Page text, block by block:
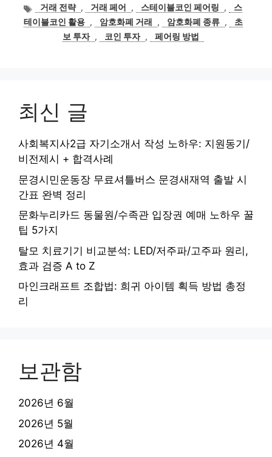
태
그
거래 전략 , 거래 페어 , 스테이블코인 페어링 ,
스
테이블코인 활용 , 암호화폐 거래 , 암호화폐 종류 ,
초
보 투자 , 코인 투자 , 페어링 방법
최신 글
사회복지사2급 자기소개서 작성 노하우: 지원동기/
비전제시 + 합격사례
문경시민운동장 무료셔틀버스 문경새재역 출발 시
간표 완벽 정리
문화누리카드 동물원/수족관 입장권 예매 노하우 꿀
팁 5가지
탈모 치료기기 비교분석: LED/저주파/고주파 원리,
효과 검증 A to Z
마인크래프트 조합법: 희귀 아이템 획득 방법 총정
리
보관함
2026년 6월
2026년 5월
2026년 4월